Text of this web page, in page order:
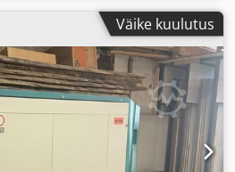
Väike kuulutus